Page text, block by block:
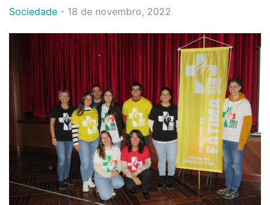
Sociedade - 18 de novembro, 2022